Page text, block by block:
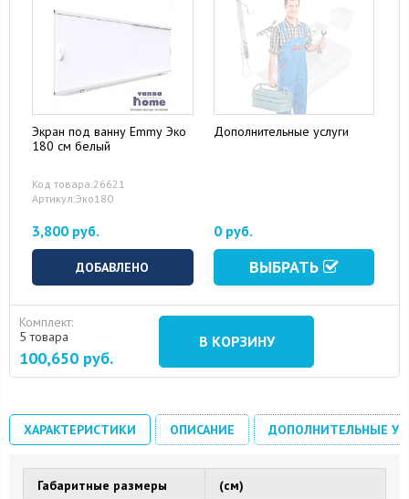
Экран под ванну Emmy Эко
180 см белый
Код товара:26621
Артикул:Эко180
3,800 руб.
ДОБАВЛЕНО
Дополнительные услуги
0 руб.
ВЫБРАТЬ
Комплект:
5 товара
100,650 руб.
В КОРЗИНУ
ХАРАКТЕРИСТИКИ ОПИСАНИЕ ДОПОЛНИТЕЛЬНЫЕ
Габаритные размеры (см)